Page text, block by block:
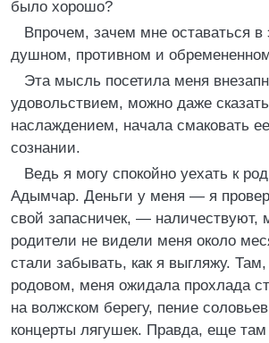
было хорошо?
Впрочем, зачем мне оставаться в
душном, противном и
Эта мысль посетила меня
удовольствием, можно даже
наслаждением, начала смаковать
сознании.
Ведь я могу спокойно уехать к
Адымчар. Деньги у меня — я
свой запасничек, — наличествуют,
родители не видели меня около
стали забывать, как я выгляжу.
родовом, меня ожидала прохлада
на волжском берегу, пение
концерты лягушек. Правда, еще